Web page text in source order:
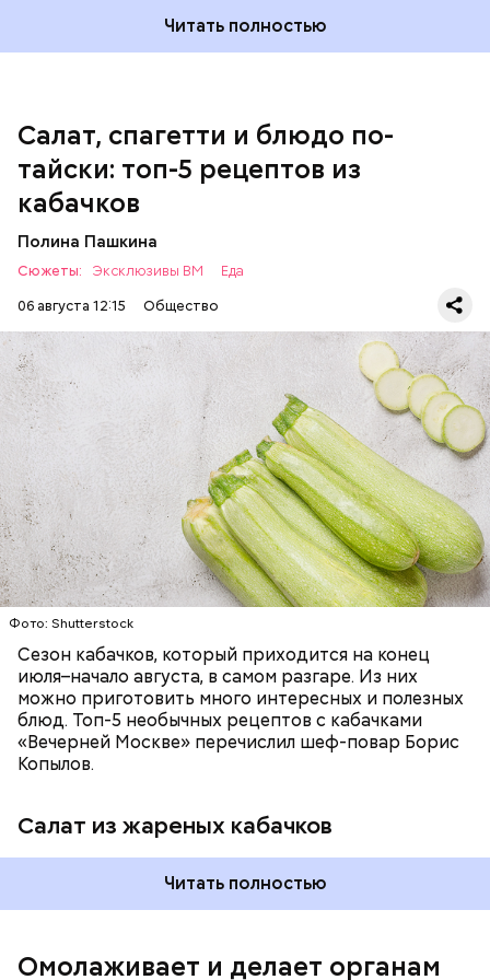
Читать полностью
Салат, спагетти и блюдо по-
тайски: топ-5 рецептов из
кабачков
Полина Пашкина
Сюжеты: Эксклюзивы ВМ
Еда
06 августа 12:15
Общество
Фото: Shutterstock
Сезон кабачков, который приходится на конец
июля–начало августа, в самом разгаре. Из них
можно приготовить много интересных и полезных
блюд. Топ-5 необычных рецептов с кабачками
«Вечерней Москве» перечислил шеф-повар Борис
Копылов.
Салат из жареных кабачков
Ингредиенты:
Читать полностью
ЕДА ОВОЩИ РЕЦЕПТЫ
Омолаживает и делает органам
ногти и оказывает омолаживающее действие;
витамин С — работает как антиоксидант,
Вред дыни
Фото: Shutterstock
Однако диетолог предупредила: не для всех дыня
может быть полезна. В первую очередь ее стоит
есть с осторожностью людям: